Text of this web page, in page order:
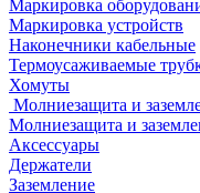
Маркировка
Маркировка устройств
Наконечники кабельные
Термоусаживаемые
Хомуты
Молниезащита и
Молниезащита и
Аксессуары
Держатели
Заземление